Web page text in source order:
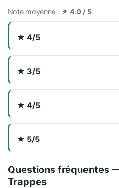
Note moyenne : ★ 4.0 / 5
★ 4/5
★ 3/5
★ 4/5
★ 5/5
Questions fréquentes
Trappes